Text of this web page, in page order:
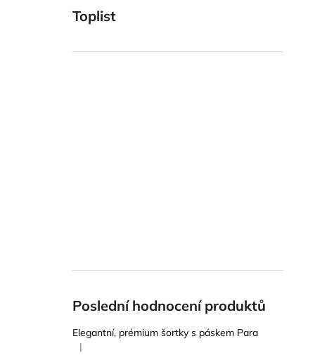
Toplist
Poslední hodnocení produktů
Elegantní, prémium šortky s páskem Para
Hodnocení produktu je 5 z 5 hvězdiček.
|